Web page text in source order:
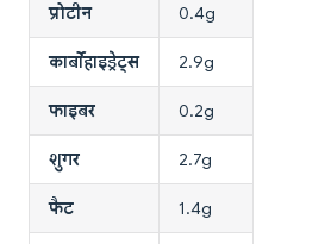
प्रोटीन 0.4g
कार्बोहाइड्रेट्स 2.9g
फाइबर 0.2g
शुगर 2.7g
फैट 1.4g